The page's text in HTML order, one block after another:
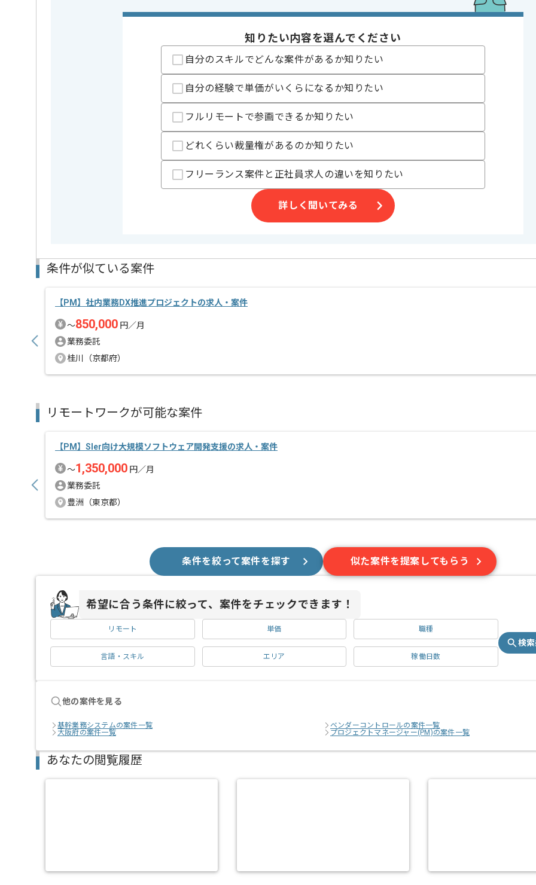
建設業界向け撮影、AIおよびDX関連事業等
を展開している企業でございます。
今回は基幹システム刷新移行プロジェクトマネジメント案件
PM経験を活かしたい方にお勧めです。
基本的には常駐での作業を見込んでおります。
知りたい内容を選んでください
自分のスキルでどんな案件があるか知りたい
自分の経験で単価がいくらになるか知りたい
フルリモートで参画できるか知りたい
どれくらい裁量権があるのか知りたい
フリーランス案件と正社員求人の違いを知りたい
詳しく聞いてみる
条件が似ている案件
【PM】社内業務DX推進プロジェクトの求人・案件
〜850,000 円／月
業務委託
桂川（京都府）
リモートワークが可能な案件
【PM】Sler向け大規模ソフトウェア開発支援の求人・案件
〜1,350,000 円／月
業務委託
豊洲（東京都）
条件を絞って案件を探す 似た案件を提案してもらう
希望に合う条件に絞って、案件をチェックできます！
リモート 単価 職種
言語・スキル エリア 稼働日数
検
他の案件を見る
基幹業務システムの案件一覧
ベンダーコントロールの案件一覧
大阪府の案件一覧
プロジェクトマネージャー(PM)の案件一覧
あなたの閲覧履歴